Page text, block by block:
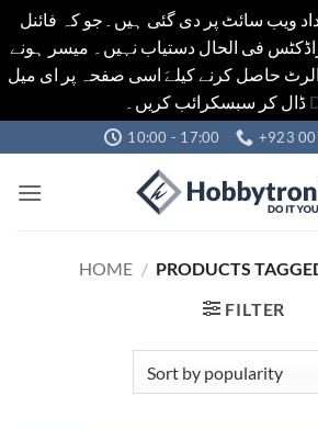
ویب سائٹ پر دی گئی ہیں۔جو کہ فائنل
فی الحال دستیاب نہیں۔ میسر ہونے
حاصل کرنے کیلےَ اسی صفحہ پر ای میل
ڈال کر سبسکرائب کریں۔
to
content
10:00 - 17:00 +923
HOME / PRODUCTS
FILTER